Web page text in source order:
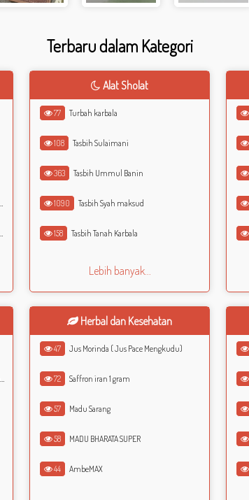
Terbaru dalam Kategori
Alat Sholat
77 Turbah karbala
108 Tasbih Sulaimani
363 Tasbih Ummul Banin
1090 Tasbih Syah maksud
158 Tasbih Tanah Karbala
Lebih banyak...
Herbal dan Kesehatan
47 Jus Morinda ( Jus Pace Mengkudu)
72 Saffron iran 1 gram
57 Madu Sarang
58 MADU BHARATA SUPER
44 AmbeMAX